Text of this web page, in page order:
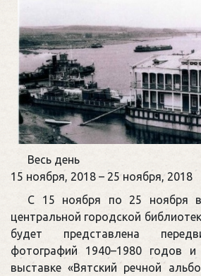
Культурно-
выставочный
речной
альбом»
Весь день
15 ноября, 2018 – 25 ноября, 2018
С 15 ноября по 25 ноября в
центральной городской
будет представлена
фотографий 1940–1980 годов и
выставке «Вятский речной